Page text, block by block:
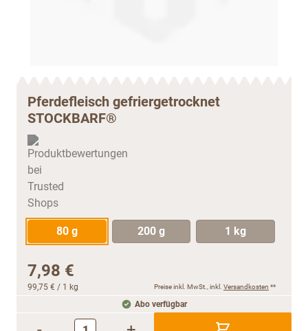
Pferdefleisch gefriergetrocknet
STOCKBARF®
80 g 200 g 1 kg
7,98 €
99,75 € / 1 kg Preise inkl. MwSt., inkl. Versandkosten **
Abo verfügbar